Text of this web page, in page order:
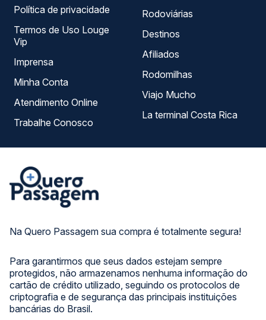
Na Quero Passagem sua compra é totalmente segura!
Para garantirmos que seus dados estejam sempre
protegidos, não armazenamos nenhuma informação do
cartão de crédito utilizado, seguindo os protocolos de
criptografia e de segurança das principais instituições
bancárias do Brasil.
Política de privacidade
Termos de Uso Louge
Vip
Imprensa
Minha Conta
Atendimento Online
Trabalhe Conosco
Rodoviárias
Destinos
Afiliados
Rodomilhas
Viajo Mucho
La terminal Costa Rica